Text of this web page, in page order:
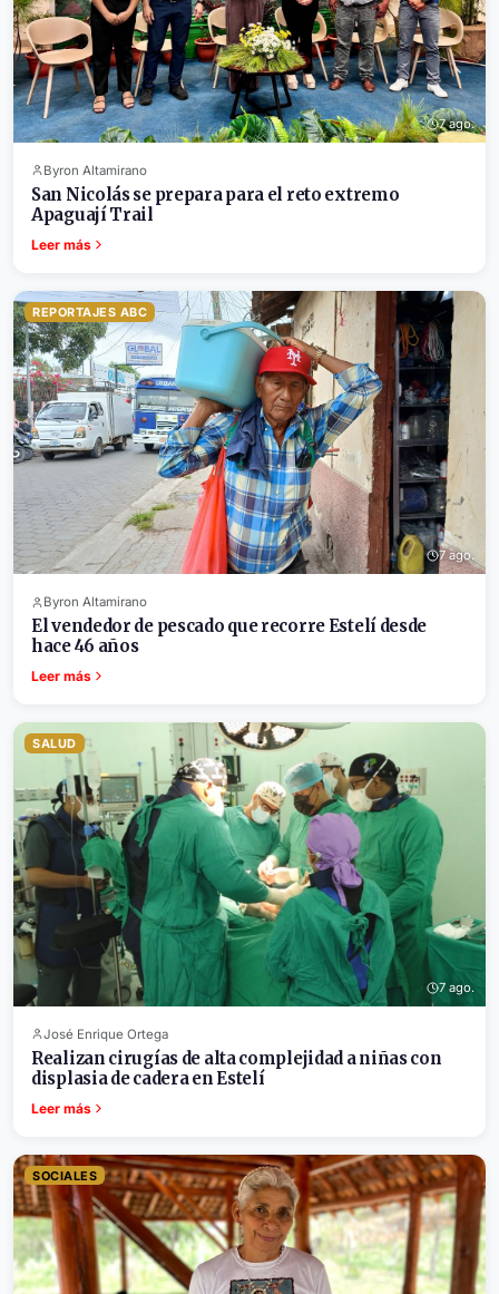
7 ago.
Byron Altamirano
San Nicolás se prepara para el reto extremo
Apaguají Trail
Leer más
REPORTAJES ABC
7 ago.
Byron Altamirano
El vendedor de pescado que recorre Estelí desde
hace 46 años
Leer más
SALUD
7 ago.
José Enrique Ortega
Realizan cirugías de alta complejidad a niñas con
displasia de cadera en Estelí
Leer más
SOCIALES